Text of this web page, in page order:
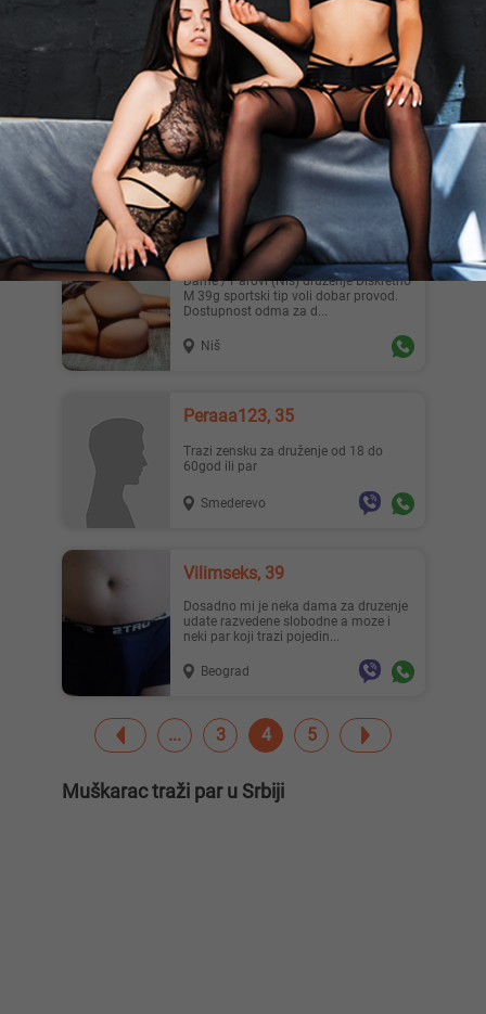
🚨❗️⭕️⭐️Secret Service ⭐️⭕️❗️🚨,
33
⭐️⭐️⭐️Ekskluzivno bekstvo za vaša čula.
🌬🔮Zaboravite obaveze i očekivanja.
Vaše zadovoljstvo i op...
Beograd
Goodvibes, 39
Dame / Parovi (Nis) druzenje Diskretno
M 39g sportski tip voli dobar provod.
Dostupnost odma za d...
Niš
Peraaa123, 35
Trazi zensku za druženje od 18 do
60god ili par
Smederevo
Vilimseks, 39
Dosadno mi je neka dama za druzenje
udate razvedene slobodne a moze i
neki par koji trazi pojedin...
Beograd
3 4 5
Muškarac traži par u Srbiji